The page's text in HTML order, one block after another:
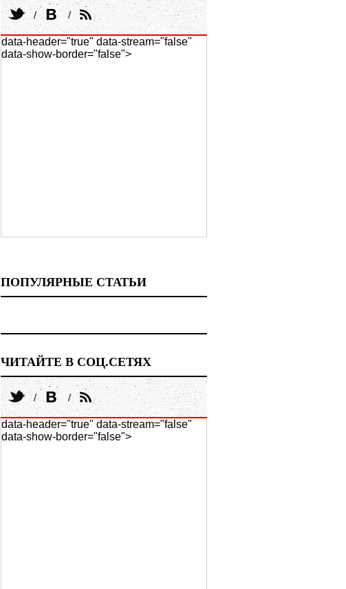
data-header="true" data-stream="false"
data-show-border="false">
ПОПУЛЯРНЫЕ СТАТЬИ
ЧИТАЙТЕ В СОЦ.СЕТЯХ
data-header="true" data-stream="false"
data-show-border="false">